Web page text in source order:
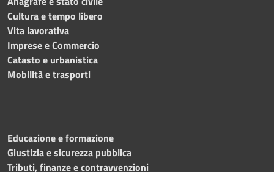
Cultura e tempo libero
Vita lavorativa
Imprese e Commercio
Catasto e urbanistica
Mobilità e trasporti
Educazione e formazione
Giustizia e sicurezza pubblica
Tributi, finanze e contravvenzioni